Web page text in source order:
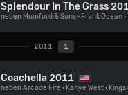
Splendour In The Grass
neben Mumford & Sons· Frank Ocean·
2011 1
Coachella 2011
nebenArcade Fire · Kanye West·